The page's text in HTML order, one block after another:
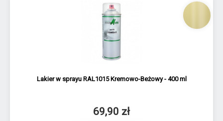
Lakier w sprayu RAL1015 Kremowo-Beżowy - 400 ml
69,90 zł